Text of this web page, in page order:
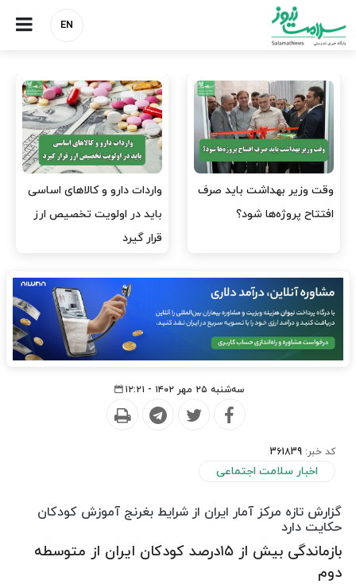
EN
وقت وزیر بهداشت باید صرف
افتتاح پروژه‌ها شود؟
واردات دارو و کالاهای اساسی
باید در اولویت تخصیص ارز
قرار گیرد
سه‌شنبه ۲۵ مهر ۱۴۰۲ - ۱۲:۲۱
کد خبر: 361839
اخبار سلامت اجتماعی
گزارش تازه مرکز آمار ایران از شرایط بغرنج آموزش کودکان
حکایت دارد
بازماندگی بیش از ۱۵درصد کودکان ایران از متوسطه
دوم